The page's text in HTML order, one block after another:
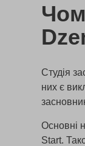
Студія
них є
Основні
Start.